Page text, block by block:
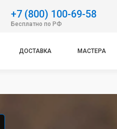
+7 (800) 100-69-58
Бесплатно по РФ
ДОСТАВКА МАСТЕРА